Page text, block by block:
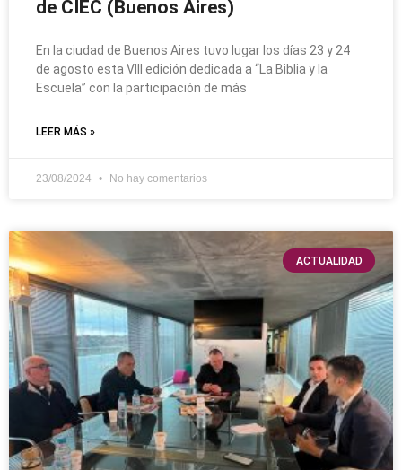
de CIEC (Buenos Aires)
En la ciudad de Buenos Aires tuvo lugar los días 23 y 24
de agosto esta VIII edición dedicada a “La Biblia y la
Escuela” con la participación de más
LEER MÁS »
23/08/2024 No hay comentarios
ACTUALIDAD